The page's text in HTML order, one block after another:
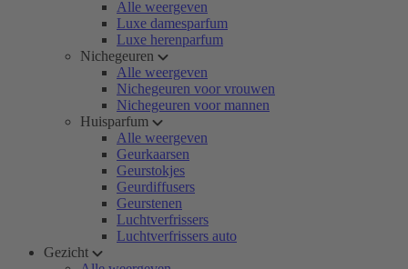
Alle weergeven
Luxe damesparfum
Luxe herenparfum
Nichegeuren
Alle weergeven
Nichegeuren voor vrouwen
Nichegeuren voor mannen
Huisparfum
Alle weergeven
Geurkaarsen
Geurstokjes
Geurdiffusers
Geurstenen
Luchtverfrissers
Luchtverfrissers auto
Gezicht